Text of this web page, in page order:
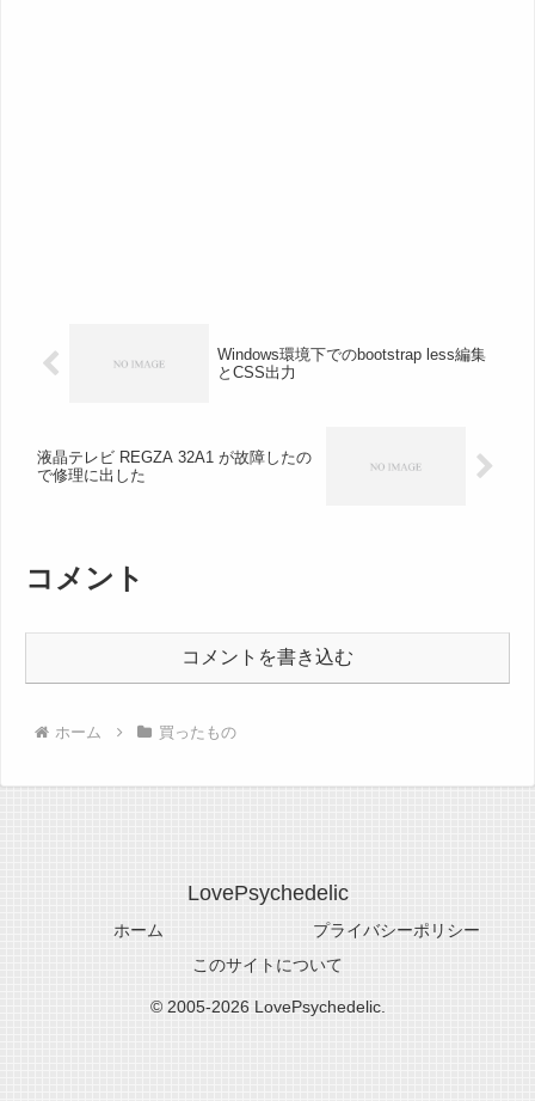
Windows環境下でのbootstrap less編集
とCSS出力
液晶テレビ REGZA 32A1 が故障したの
で修理に出した
コメント
コメントを書き込む
ホーム 買ったもの
LovePsychedelic
ホーム
プライバシーポリシー
このサイトについて
© 2005-2026 LovePsychedelic.